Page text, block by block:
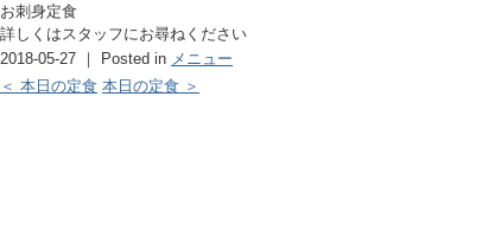
お刺身定食
詳しくはスタッフにお尋ねください
2018-05-27 ｜ Posted in メニュー
＜ 本日の定食 本日の定食 ＞